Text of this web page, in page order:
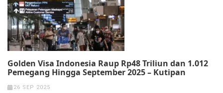
Golden Visa Indonesia Raup Rp48 Triliun dan 1.012
Pemegang Hingga September 2025 – Kutipan
26 SEP 2025